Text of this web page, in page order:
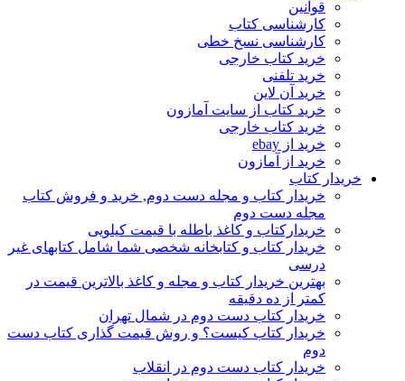
قوانین
کارشناسی کتاب
کارشناسی نسخ خطی
خرید کتاب خارجی
خرید تلفنی
خرید آن لاین
خرید کتاب از سایت آمازون
خرید کتاب خارجی
خرید از ebay
خرید از آمازون
خریدار کتاب
خریدار کتاب و مجله دست دوم, خرید و فروش کتاب
مجله دست دوم
خریدارکتاب و کاغذ باطله با قیمت کیلویی
خریدار کتاب و کتابخانه شخصی شما شامل کتابهای غیر
درسی
بهترین خریدار کتاب و مجله و کاغذ بالاترین قیمت در
کمتر از ده دقیقه
خریدار کتاب دست دوم در شمال تهران
خریدار کتاب کیست؟ و روش قیمت گذاری کتاب دست
دوم
خریدار کتاب دست دوم در انقلاب